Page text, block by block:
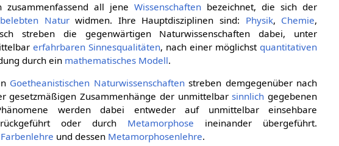
zusammenfassend all jeneWissenschaften bezeichnet, die sich der
Naturwidmen. Ihre Hauptdisziplinen sind: Physik, Chemie,
streben die gegenwärtigen Naturwissenschaften dabei, unter
erfahrbaren Sinnesqualitäten, nach einer möglichst quantitativen
durch ein mathematisches Modell.
Goetheanistischen Naturwissenschaftenstreben demgegenüber nach
gesetzmäßigen Zusammenhänge der unmittelbarsinnlich gegebenen
werden dabei entweder auf unmittelbar einsehbare
oder durch Metamorphose ineinander übergeführt.
Farbenlehre und dessen Metamorphosenlehre.